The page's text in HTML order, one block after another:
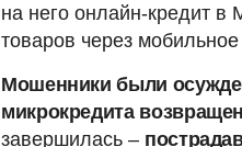
на него онлайн-кредит
товаров через
Мошенники были
микрокредита
завершилась –